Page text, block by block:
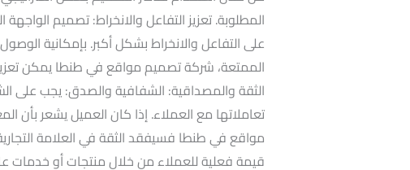
المطلوبة. تعزيز التفاعل والانخراط: تصميم
على التفاعل والانخراط بشكل أكبر. بإمكانية
الممتعة، شركة تصميم مواقع في طنطا يمكن تعزيز
الثقة والمصداقية: الشفافية والصدق: يجب
تعاملاتها مع العملاء. إذا كان العميل يشعر
مواقع في طنطا فسيفقد الثقة في العلامة
قيمة فعلية للعملاء من خلال منتجات أو خدمات